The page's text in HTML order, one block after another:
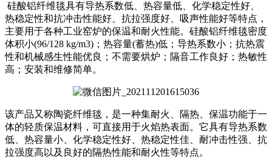
硅酸铝纤维毯具有导热系数低、热容量低、化学稳定性好、
热稳定性和抗冲击性能好、抗拉强度好、吸声性能好等特点，
主要用于各种工业窑炉的保温和耐火性能。硅酸铝纤维毯密度
体积小(96/128 kg/m3)；热容量(蓄热)低；导热系数小；抗热震
性和机械感生性能优良；不需要烘炉；隔音工作良好；热敏性
高；安装和维修简单。
该产品又称陶瓷纤维毯，是一种集耐火、隔热、保温功能于一
体的轻质保温材料，可直接用于火焰热表面。它具有导热系数
低、热容量小、化学稳定性好、热稳定性佳、耐冲击性强、抗
拉强度高以及良好的隔热性能和耐火性等特点。